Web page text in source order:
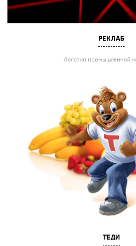
РЕКЛАБ
Логотип промышленной
ТЕДИ